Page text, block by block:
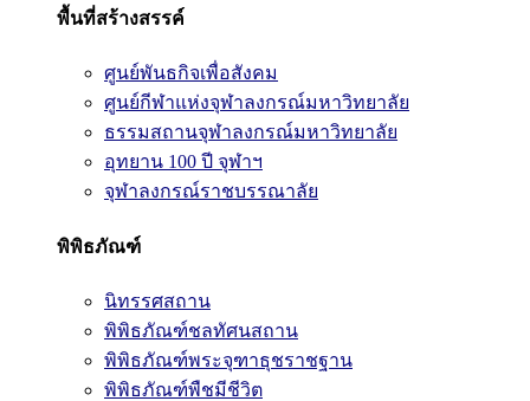
พื้นที่สร้างสรรค์
ศูนย์พันธกิจเพื่อสังคม
ศูนย์กีฬาแห่งจุฬาลงกรณ์มหาวิทยาลัย
ธรรมสถานจุฬาลงกรณ์มหาวิทยาลัย
อุทยาน 100 ปี จุฬาฯ
จุฬาลงกรณ์ราชบรรณาลัย
พิพิธภัณฑ์
นิทรรศสถาน
พิพิธภัณฑ์ชลทัศนสถาน
พิพิธภัณฑ์พระจุฑาธุชราชฐาน
พิพิธภัณฑ์พืชมีชีวิต